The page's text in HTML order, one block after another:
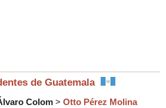
de Guatemala
Colom > Otto Pérez Molina